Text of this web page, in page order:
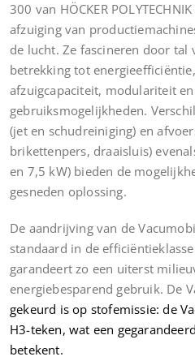
300 van HÖCKER
afzuiging van
de lucht. Ze fascineren door tal
betrekking tot
afzuigcapaciteit, modulariteit
gebruiksmogelijkheden.
(jet en schudreiniging) en
brikettenpers, draaisluis)
en 7,5 kW) bieden de
gesneden oplossing.
De aandrijving van de
standaard in de
garandeert zo een uiterst
energiebesparend gebruik. De
gekeurd is op stofemissie: de
H3-teken, wat een
betekent.